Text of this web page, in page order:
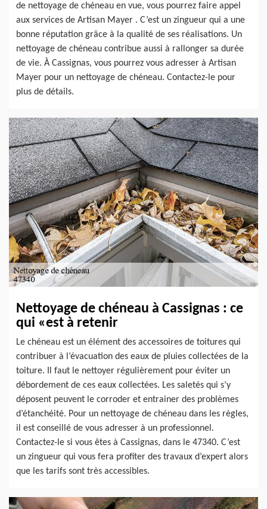
de nettoyage de chéneau en vue, vous pourrez faire appel
aux services de Artisan Mayer . C’est un zingueur qui a une
bonne réputation grâce à la qualité de ses réalisations. Un
nettoyage de chéneau contribue aussi à rallonger sa durée
de vie. À Cassignas, vous pourrez vous adresser à Artisan
Mayer pour un nettoyage de chéneau. Contactez-le pour
plus de détails.
Nettoyage de chéneau à Cassignas : ce
qui «est à retenir
Le chéneau est un élément des accessoires de toitures qui
contribuer à l’évacuation des eaux de pluies collectées de la
toiture. Il faut le nettoyer régulièrement pour éviter un
débordement de ces eaux collectées. Les saletés qui s’y
déposent peuvent le corroder et entrainer des problèmes
d’étanchéité. Pour un nettoyage de chéneau dans les règles,
il est conseillé de vous adresser à un professionnel.
Contactez-le si vous êtes à Cassignas, dans le 47340. C’est
un zingueur qui vous fera profiter des travaux d’expert alors
que les tarifs sont très accessibles.